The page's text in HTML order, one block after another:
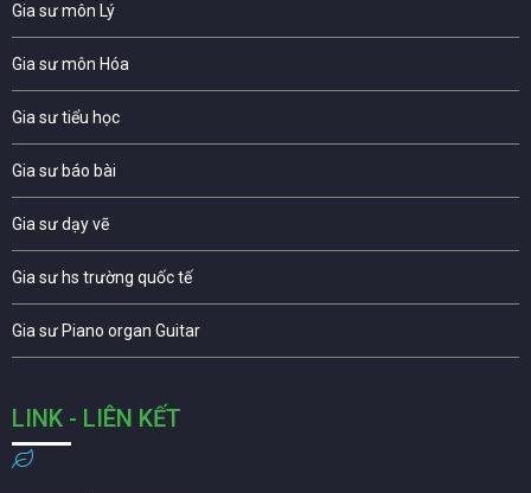
Gia sư môn Lý
Gia sư môn Hóa
Gia sư tiểu học
Gia sư báo bài
Gia sư dạy vẽ
Gia sư hs trường quốc tế
Gia sư Piano organ Guitar
LINK - LIÊN KẾT